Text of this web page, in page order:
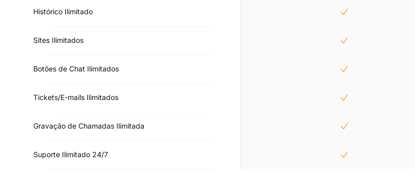
Histórico Ilimitado
Sites Ilimitados
Botões de Chat Ilimitados
Tickets/E-mails Ilimitados
Gravação de Chamadas Ilimitada
Suporte Ilimitado 24/7